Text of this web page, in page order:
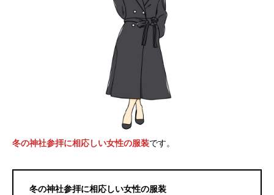
冬の神社参拝に相応しい女性の服装です。
冬の神社参拝に相応しい女性の服装